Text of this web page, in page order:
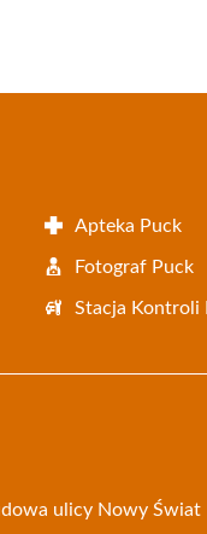
Apteka Puck
Fotograf Puck
Stacja Kontroli
ulicy Nowy Świat